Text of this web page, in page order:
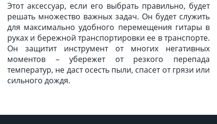
Этот аксессуар, если его выбрать правильно, будет
решать множество важных задач. Он будет служить
для максимально удобного перемещения гитары в
руках и бережной транспортировки ее в транспорте.
Он защитит инструмент от многих негативных
моментов – убережет от резкого перепада
температур, не даст осесть пыли, спасет от грязи или
сильного дождя.